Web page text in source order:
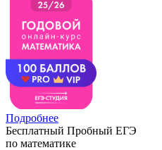
Подробнее
Бесплатный Пробный ЕГЭ
по математике